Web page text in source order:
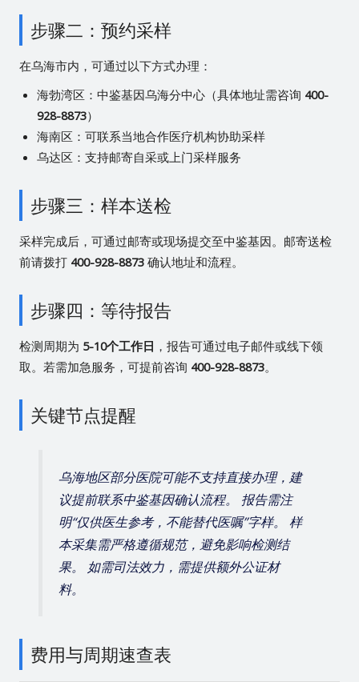
步骤二：预约采样
在乌海市内，可通过以下方式办理：
海勃湾区：中鉴基因乌海分中心（具体地址需咨询 400-
928-8873）
海南区：可联系当地合作医疗机构协助采样
乌达区：支持邮寄自采或上门采样服务
步骤三：样本送检
采样完成后，可通过邮寄或现场提交至中鉴基因。邮寄送检
前请拨打 400-928-8873确认地址和流程。
步骤四：等待报告
检测周期为 5-10个工作日 ，报告可通过电子邮件或线下领
取。若需加急服务，可提前咨询 400-928-8873。
关键节点提醒
乌海地区部分医院可能不支持直接办理，建
议提前联系中鉴基因确认流程。 报告需注
明“仅供医生参考，不能替代医嘱”字样。 样
本采集需严格遵循规范，避免影响检测结
果。 如需司法效力，需提供额外公证材
料。
费用与周期速查表